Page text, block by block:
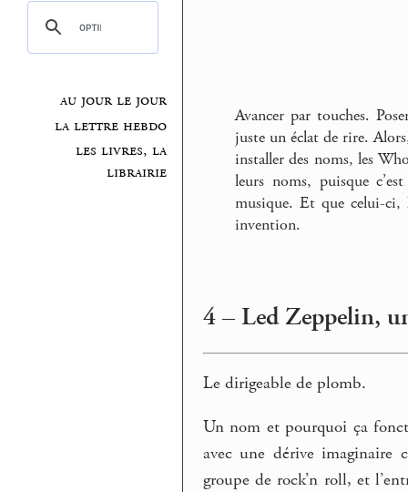
au jour le jour
la lettre hebdo
les livres, la
librairie
Avancer par touches.
juste un éclat de rire.
installer des noms, les
leurs noms, puisque
musique. Et que celui-ci,
invention.
4 – Led Zeppelin,
Le dirigeable de plomb.
Un nom et pourquoi ça
avec une dérive imaginaire
groupe de rock’n roll, et